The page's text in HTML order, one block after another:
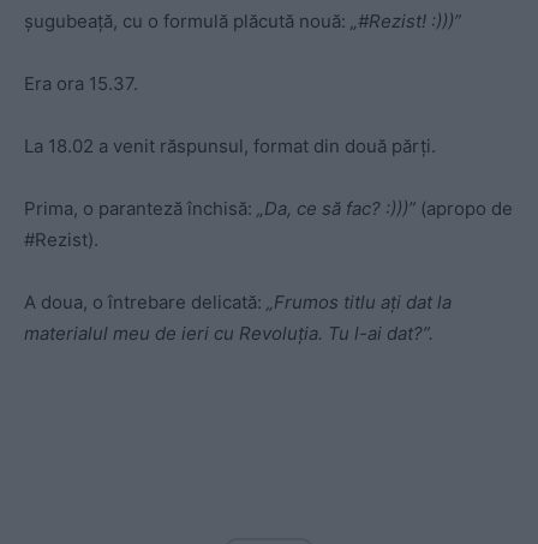
șugubeață, cu o formulă plăcută nouă: „#Rezist! :)))”
Era ora 15.37.
La 18.02 a venit răspunsul, format din două părți.
Prima, o paranteză închisă: „Da, ce să fac? :)))” (apropo de
#Rezist).
A doua, o întrebare delicată: „Frumos titlu ați dat la
materialul meu de ieri cu Revoluția. Tu l-ai dat?”.